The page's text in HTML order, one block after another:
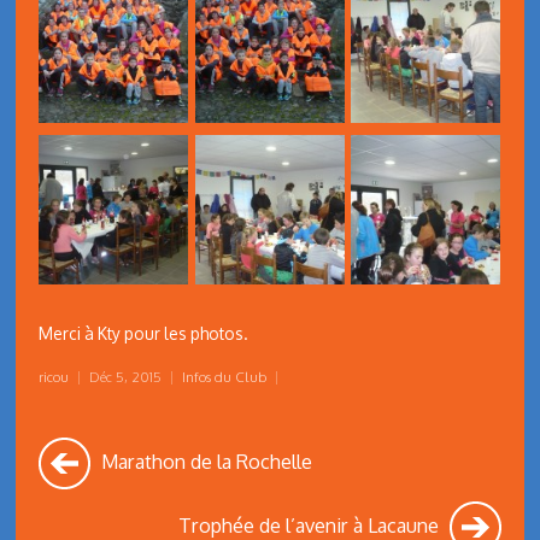
Merci à Kty pour les photos.
ricou | Déc 5, 2015 | Infos du Club |
Marathon de la Rochelle
Trophée de l’avenir à Lacaune